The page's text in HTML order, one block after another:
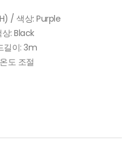
/ 색상: Purple
: Black
길이: 3m
도 조절